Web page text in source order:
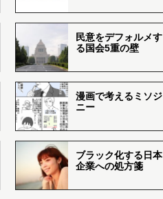
民意をデフォルメす
る国会5重の壁
漫画で考えるミソジ
ニー
ブラック化する日本
企業への処方箋